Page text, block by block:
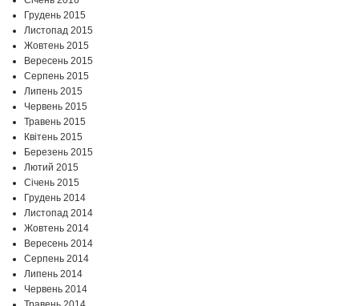
Грудень 2015
Листопад 2015
Жовтень 2015
Вересень 2015
Серпень 2015
Липень 2015
Червень 2015
Травень 2015
Квітень 2015
Березень 2015
Лютий 2015
Січень 2015
Грудень 2014
Листопад 2014
Жовтень 2014
Вересень 2014
Серпень 2014
Липень 2014
Червень 2014